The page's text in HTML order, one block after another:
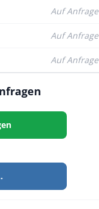
Auf Anfrage
Auf Anfrage
Auf Anfrage